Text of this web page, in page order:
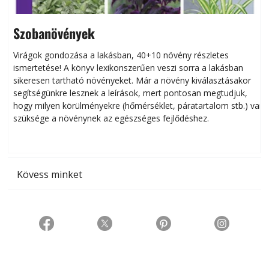
Szobanövények
Virágok gondozása a lakásban, 40+10 növény részletes
ismertetése! A könyv lexikonszerűen veszi sorra a lakásban
sikeresen tart­ha­tó növényeket. Már a növény kiválasztásakor
segítségünkre lesznek a leírások, mert pontosan megtudjuk,
hogy milyen körülményekre (hőmérséklet, páratartalom stb.) van
szüksége a növénynek az egészséges fejlődéshez.
Kövess minket